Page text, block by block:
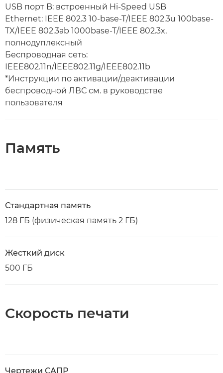
USB порт B: встроенный Hi-Speed USB
Ethernet: IEEE 802.3 10-base-T/IEEE 802.3u 100base-
TX/IEEE 802.3ab 1000base-T/IEEE 802.3x,
полнодуплексный
Беспроводная сеть:
IEEE802.11n/IEEE802.11g/IEEE802.11b
*Инструкции по активации/деактивации
беспроводной ЛВС см. в руководстве
пользователя
Память
Стандартная память
128 ГБ (физическая память 2 ГБ)
Жесткий диск
500 ГБ
Скорость печати
Чертежи САПР